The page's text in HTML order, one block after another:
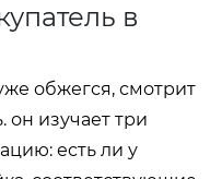
в
обжегся, смотрит
он изучает три
есть ли у